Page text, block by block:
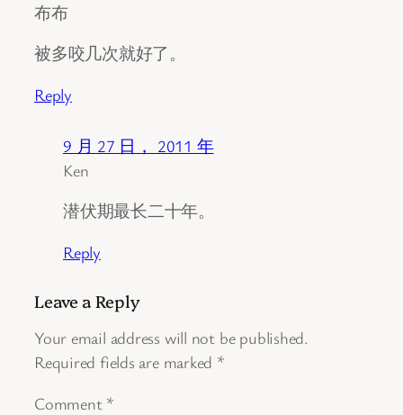
布布
被多咬几次就好了。
Reply
9 月 27 日， 2011 年
Ken
潜伏期最长二十年。
Reply
Leave a Reply
Your email address will not be published.
Required fields are marked *
Comment *